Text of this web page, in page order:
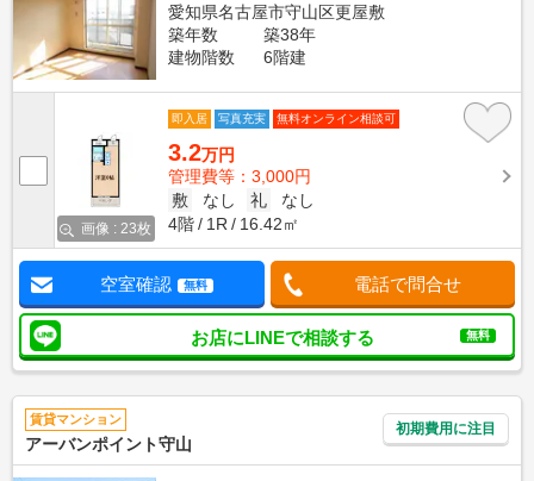
愛知県名古屋市守山区更屋敷
築年数
築38年
建物階数
6階建
画像 : 23枚
即入居 写真充実 無料オンライン相談可
3.2万円
管理費等：3,000円
敷
なし 礼
なし
4階
1R 16.42㎡
空室確認 無料 電話で問合せ
お店にLINEで相談する 無料
賃貸マンション
アーバンポイント守山
初期費用に注目